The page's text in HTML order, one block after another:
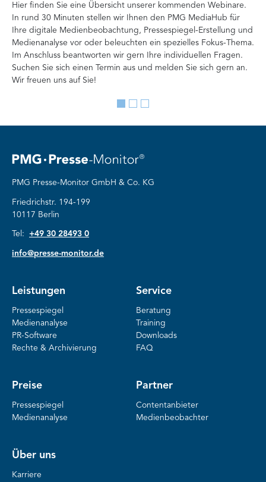
Hier finden Sie eine Übersicht unserer kommenden Webinare.
In rund 30 Minuten stellen wir Ihnen den PMG MediaHub für
Ihre digitale Medienbeobachtung, Pressespiegel-Erstellung und
Medienanalyse vor oder beleuchten ein spezielles Fokus-Thema.
Im Anschluss beantworten wir gern Ihre individuellen Fragen.
Suchen Sie sich einen Termin aus und melden Sie sich gern an.
Wir freuen uns auf Sie!
Go
slide
Go
slide
Go
slide
PMG Presse-Monitor GmbH & Co. KG
Friedrichstr. 194-199
10117 Berlin
Tel: +49 30 28493 0
info@presse-monitor.de
Leistungen
Pressespiegel
Medienanalyse
PR-Software
Rechte & Archivierung
Service
Beratung
Training
Downloads
FAQ
Preise
Pressespiegel
Medienanalyse
Partner
Contentanbieter
Medienbeobachter
Über uns
Karriere